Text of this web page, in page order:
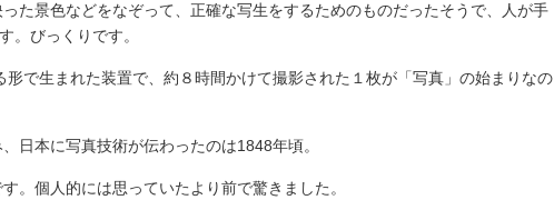
た景色などをなぞって、正確な写生をするためのものだったそうで、人が手
。びっくりです。
で生まれた装置で、約８時間かけて撮影された１枚が「写真」の始まりなの
日本に写真技術が伝わったのは1848年頃。
。個人的には思っていたより前で驚きました。